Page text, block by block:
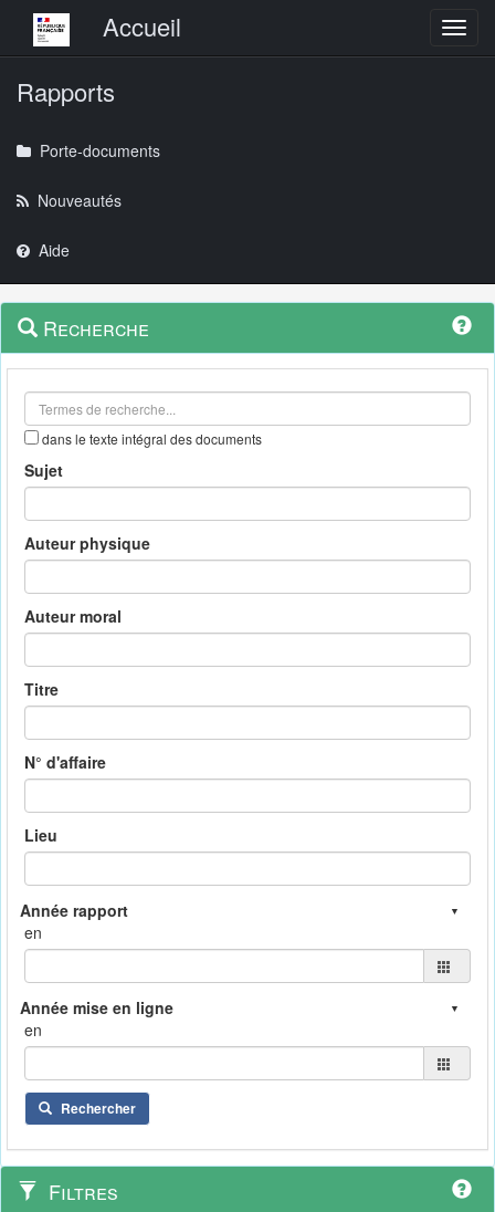
Menu principalAccueil
Rapports
Porte-documents
Nouveautés
Aide
Navigation
outils
Menu
contextuel
Recherche
dans le texte intégral des documents
Sujet
Auteur physique
Auteur moral
Titre
N° d'affaire
Lieu
en
en
Rechercher
Filtres